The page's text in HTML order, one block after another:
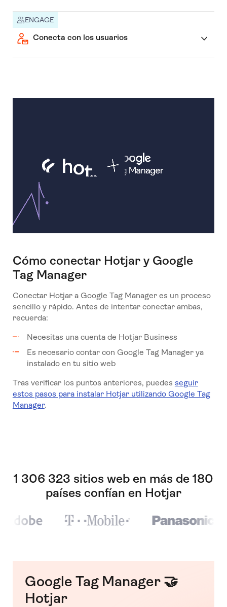
ENGAGE
Conecta con los usuarios
Cómo conectar Hotjar y Google
Tag Manager
Conectar Hotjar a Google Tag Manager es un proceso
sencillo y rápido. Antes de intentar conectar ambas,
recuerda:
Necesitas una cuenta de Hotjar Business
Es necesario contar con Google Tag Manager ya
instalado en tu sitio web
Tras verificar los puntos anteriores, puedes seguir
estos pasos para instalar Hotjar utilizando Google Tag
Manager.
1 306 323 sitios web en más de 180
países confían en Hotjar
Google Tag Manager 🤝
Hotjar